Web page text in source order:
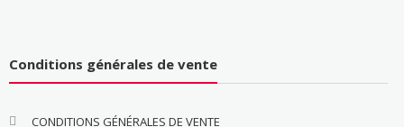
Conditions générales de vente
CONDITIONS GÉNÉRALES DE VENTE